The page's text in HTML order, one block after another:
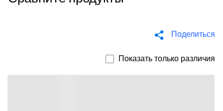
Поделиться
Показать только различия